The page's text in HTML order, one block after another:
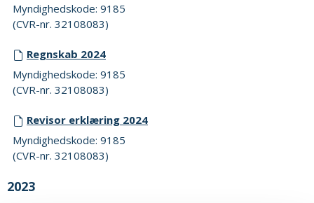
Myndighedskode: 9185
(CVR-nr. 32108083)
Regnskab 2024
Myndighedskode: 9185
(CVR-nr. 32108083)
Revisor erklæring 2024
Myndighedskode: 9185
(CVR-nr. 32108083)
2023